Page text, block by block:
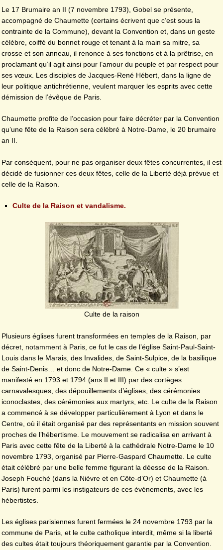
Le 17 Brumaire an II (7 novembre 1793), Gobel se présente,
accompagné de Chaumette (certains écrivent que c’est sous la
contrainte de la Commune), devant la Convention et, dans un geste
célèbre, coiffé du bonnet rouge et tenant à la main sa mitre, sa
crosse et son anneau, il renonce à ses fonctions et à la prêtrise, en
proclamant qu’il agit ainsi pour l’amour du peuple et par respect pour
ses vœux. Les disciples de Jacques-René Hébert, dans la ligne de
leur politique antichrétienne, veulent marquer les esprits avec cette
démission de l’évêque de Paris.
Chaumette profite de l’occasion pour faire décréter par la Convention
qu’une fête de la Raison sera célébré à Notre-Dame, le 20 brumaire
an II.
Par conséquent, pour ne pas organiser deux fêtes concurrentes, il est
décidé de fusionner ces deux fêtes, celle de la Liberté déjà prévue et
celle de la Raison.
Culte de la Raison et vandalisme.
Culte de la raison
Plusieurs églises furent transformées en temples de la Raison, par
décret, notamment à Paris, ce fut le cas de l’église Saint-Paul-Saint-
Louis dans le Marais, des Invalides, de Saint-Sulpice, de la basilique
de Saint-Denis… et donc de Notre-Dame. Ce « culte » s’est
manifesté en 1793 et 1794 (ans II et III) par des cortèges
carnavalesques, des dépouillements d’églises, des cérémonies
iconoclastes, des cérémonies aux martyrs, etc. Le culte de la Raison
a commencé à se développer particulièrement à Lyon et dans le
Centre, où il était organisé par des représentants en mission souvent
proches de l’hébertisme. Le mouvement se radicalisa en arrivant à
Paris avec cette fête de la Liberté à la cathédrale Notre-Dame le 10
novembre 1793, organisé par Pierre-Gaspard Chaumette. Le culte
était célébré par une belle femme figurant la déesse de la Raison.
Joseph Fouché (dans la Nièvre et en Côte-d’Or) et Chaumette (à
Paris) furent parmi les instigateurs de ces événements, avec les
hébertistes.
Les églises parisiennes furent fermées le 24 novembre 1793 par la
commune de Paris, et le culte catholique interdit, même si la liberté
des cultes était toujours théoriquement garantie par la Convention.